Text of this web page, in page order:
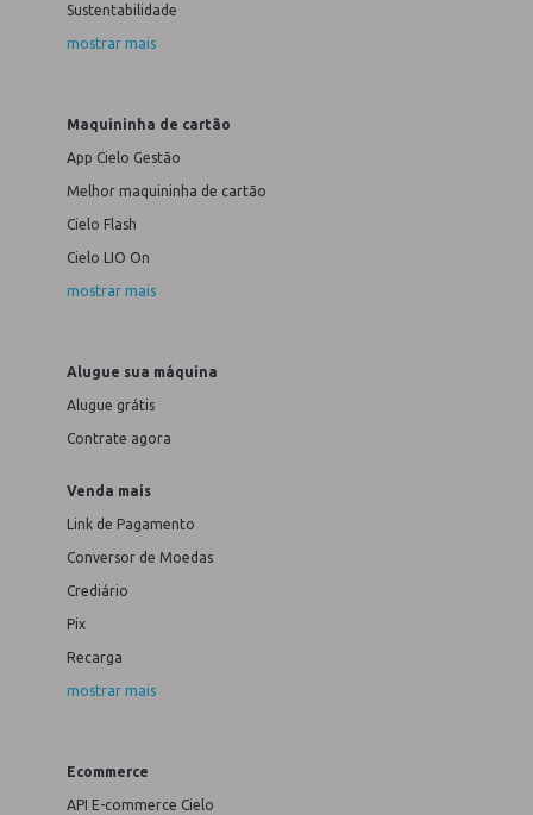
Sustentabilidade
mostrar mais
Maquininha de cartão
App Cielo Gestão
Melhor maquininha de cartão
Cielo Flash
Cielo LIO On
mostrar mais
Alugue sua máquina
Alugue grátis
Contrate agora
Venda mais
Link de Pagamento
Conversor de Moedas
Crediário
Pix
Recarga
mostrar mais
Ecommerce
API E-commerce Cielo